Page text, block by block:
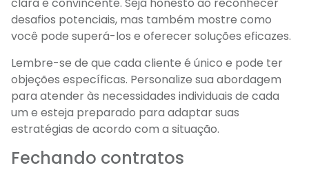
clara e convincente. Seja honesto ao reconhecer
desafios potenciais, mas também mostre como
você pode superá-los e oferecer soluções eficazes.
Lembre-se de que cada cliente é único e pode ter
objeções específicas. Personalize sua abordagem
para atender às necessidades individuais de cada
um e esteja preparado para adaptar suas
estratégias de acordo com a situação.
Fechando contratos